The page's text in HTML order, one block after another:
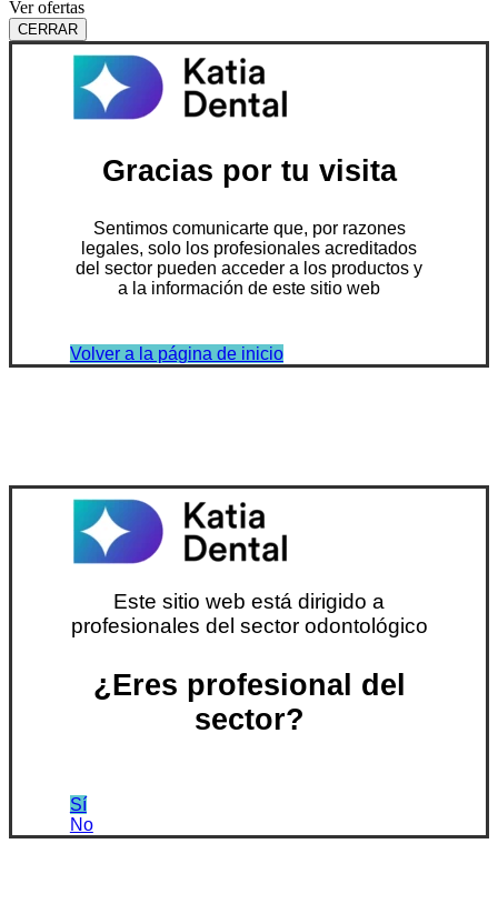
Ver ofertas
CERRAR
Gracias por tu visita
Sentimos comunicarte que, por razones
legales, solo los profesionales acreditados
del sector pueden acceder a los productos y
a la información de este sitio web
Volver a la página de inicio
Este sitio web está dirigido a
profesionales del sector odontológico
¿Eres profesional del
sector?
Sí
No